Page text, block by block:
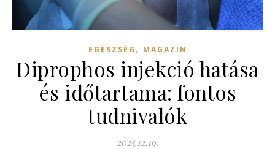
EGÉSZSÉG , MAGAZIN
Diprophos injekció hatása
és időtartama: fontos
tudnivalók
2025.12.19.